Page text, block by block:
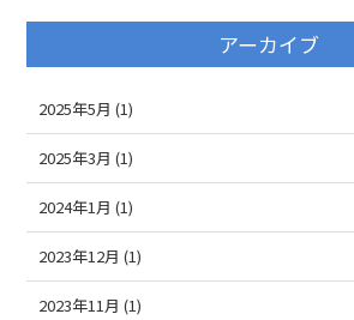
アーカイブ
2025年5月 (1)
2025年3月 (1)
2024年1月 (1)
2023年12月 (1)
2023年11月 (1)